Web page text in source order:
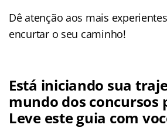
Dê atenção aos mais
encurtar o seu caminho!
Está iniciando sua
mundo dos concursos
Leve este guia com